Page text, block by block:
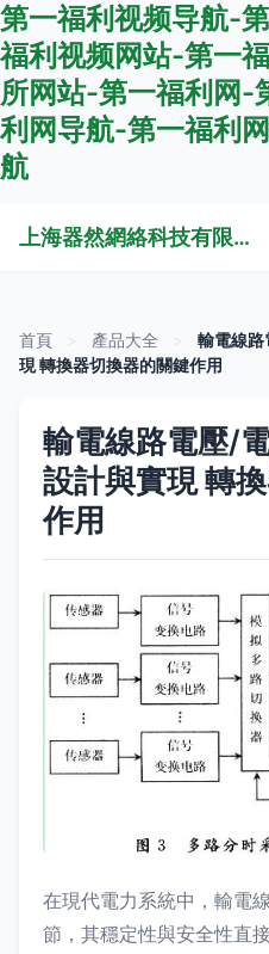
第一福利视频导航-
福利视频网站-第一
所网站-第一福利网-
利网导航-第一福利
航
上海器然網絡科技有限公司
首頁 產品大全
輸電線路
現 轉換器切換器的關鍵作用
輸電線路電壓/
設計與實現 轉
作用
在現代電力系統中，輸電
節，其穩定性與安全性直